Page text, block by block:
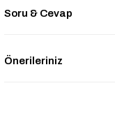
Soru & Cevap
Önerileriniz